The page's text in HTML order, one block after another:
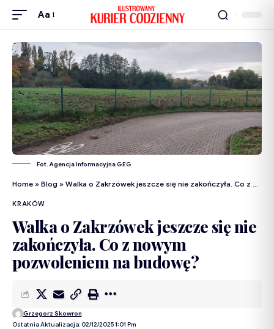
Aa
Fot. Agencja Informacyjna GEG
Home » Blog » Walka o Zakrzówek jeszcze się nie zakończyła. Co z nowym pozwoleniem na budowę?
KRAKÓW
Walka o Zakrzówek jeszcze się nie
zakończyła. Co z nowym
pozwoleniem na budowę?
Ostatnia Aktualizacja: 02/12/2025 1:01 Pm
Grzegorz Skowron